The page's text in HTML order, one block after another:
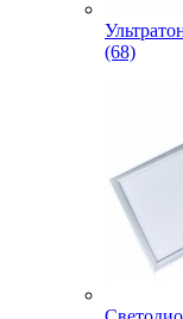
(68)